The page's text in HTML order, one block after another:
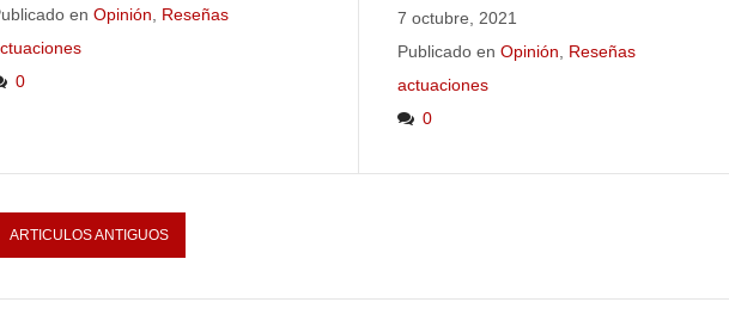
enOpinión
Reseñas
0
7 octubre, 2021
Publicado enOpinión
Reseñas
actuaciones
0
ARTICULOS ANTIGUOS